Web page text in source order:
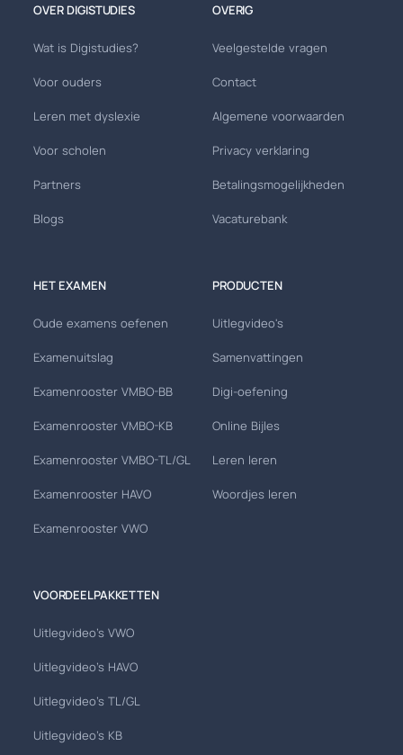
OVER DIGISTUDIES
Wat is Digistudies?
Voor ouders
Leren met dyslexie
Voor scholen
Partners
Blogs
OVERIG
Veelgestelde vragen
Contact
Algemene voorwaarden
Privacy verklaring
Betalingsmogelijkheden
Vacaturebank
HET EXAMEN
Oude examens oefenen
Examenuitslag
Examenrooster VMBO-BB
Examenrooster VMBO-KB
Examenrooster VMBO-TL/GL
Examenrooster HAVO
Examenrooster VWO
PRODUCTEN
Uitlegvideo's
Samenvattingen
Digi-oefening
Online Bijles
Leren leren
Woordjes leren
VOORDEELPAKKETTEN
Uitlegvideo's VWO
Uitlegvideo's HAVO
Uitlegvideo's TL/GL
Uitlegvideo's KB